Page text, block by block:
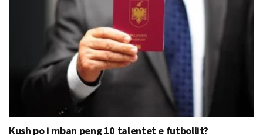
Kush po i mban peng 10 talentet e futbollit?